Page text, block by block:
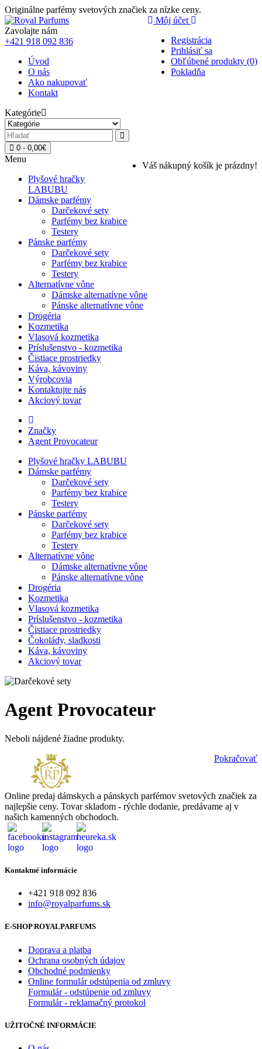
Originálne parfémy svetových značiek za nízke ceny.
Môj účet
Registrácia
Prihlásiť sa
Obľúbené produkty (0)
Pokladňa
Zavolajte nám
+421 918 092 836
Úvod
O nás
Ako nakupovať
Kontakt
Kategórie
0 - 0,00€
Váš nákupný košík je prázdny!
Menu
Plyšové hračky
LABUBU
Dámske parfémy
Darčekové sety
Parfémy bez krabice
Testery
Pánske parfémy
Darčekové sety
Parfémy bez krabice
Testery
Alternatívne vône
Dámske alternatívne vône
Pánske alternatívne vône
Drogéria
Kozmetika
Vlasová kozmetika
Príslušenstvo - kozmetika
Čistiace prostriedky
Káva, kávoviny
Výrobcovia
Kontaktujte nás
Akciový tovar
Značky
Agent Provocateur
Plyšové hračky LABUBU
Dámske parfémy
Darčekové sety
Parfémy bez krabice
Testery
Pánske parfémy
Darčekové sety
Parfémy bez krabice
Testery
Alternatívne vône
Dámske alternatívne vône
Pánske alternatívne vône
Drogéria
Kozmetika
Vlasová kozmetika
Príslušenstvo - kozmetika
Čistiace prostriedky
Čokolády, sladkosti
Káva, kávoviny
Akciový tovar
Agent Provocateur
Neboli nájdené žiadne produkty.
Pokračovať
Online predaj dámskych a pánskych parfémov svetových značiek za
najlepšie ceny. Tovar skladom - rýchle dodanie, predávame aj v
našich kamenných obchodoch.
Kontaktné informácie
+421 918 092 836
info@royalparfums.sk
E-SHOP ROYALPARFUMS
Doprava a platba
Ochrana osobných údajov
Obchodné podmienky
Online formulár odstúpenia od zmluvy
Formulár - odstúpenie od zmluvy
Formulár - reklamačný protokol
UŽITOČNÉ INFORMÁCIE